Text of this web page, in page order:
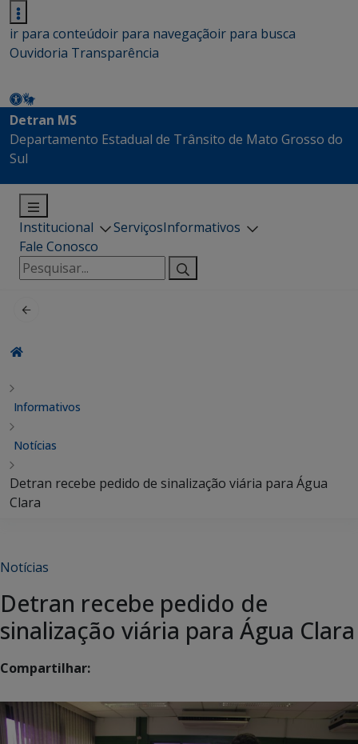
ir para conteúdoir para navegaçãoir para busca
Ouvidoria Transparência
Detran MS
Departamento Estadual de Trânsito de Mato Grosso do
Sul
Institucional ServiçosInformativos
Fale Conosco
Pesquisar
por:
Informativos
Notícias
Detran recebe pedido de sinalização viária para Água
Clara
Notícias
Detran recebe pedido de
sinalização viária para Água Clara
Compartilhar: